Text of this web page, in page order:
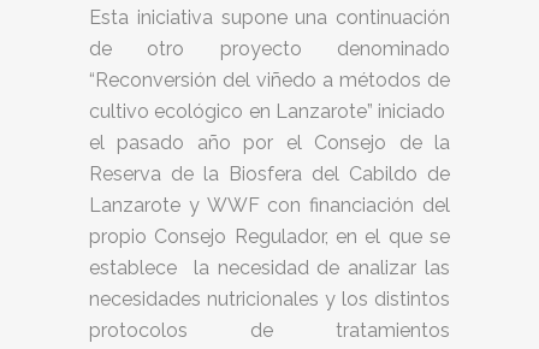
Esta iniciativa supone una continuación
de otro proyecto denominado
“Reconversión del viñedo a métodos de
cultivo ecológico en Lanzarote” iniciado
el pasado año por el Consejo de la
Reserva de la Biosfera del Cabildo de
Lanzarote y WWF con financiación del
propio Consejo Regulador, en el que se
establece la necesidad de analizar las
necesidades nutricionales y los distintos
protocolos de tratamientos